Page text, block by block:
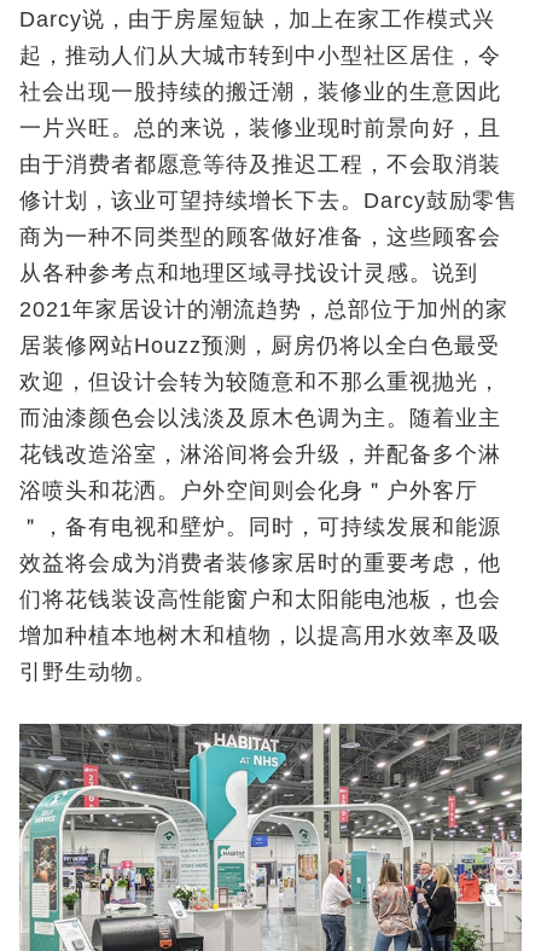
Darcy说，由于房屋短缺，加上在家工作模式兴
起，推动人们从大城市转到中小型社区居住，令
社会出现一股持续的搬迁潮，装修业的生意因此
一片兴旺。总的来说，装修业现时前景向好，且
由于消费者都愿意等待及推迟工程，不会取消装
修计划，该业可望持续增长下去。Darcy鼓励零售
商为一种不同类型的顾客做好准备，这些顾客会
从各种参考点和地理区域寻找设计灵感。说到
2021年家居设计的潮流趋势，总部位于加州的家
居装修网站Houzz预测，厨房仍将以全白色最受
欢迎，但设计会转为较随意和不那么重视抛光，
而油漆颜色会以浅淡及原木色调为主。随着业主
花钱改造浴室，淋浴间将会升级，并配备多个淋
浴喷头和花洒。户外空间则会化身＂户外客厅
＂，备有电视和壁炉。同时，可持续发展和能源
效益将会成为消费者装修家居时的重要考虑，他
们将花钱装设高性能窗户和太阳能电池板，也会
增加种植本地树木和植物，以提高用水效率及吸
引野生动物。